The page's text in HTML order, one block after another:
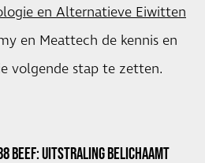
en Alternatieve Eiwitten
en Meattech de kennis en
volgende stap te zetten.
BEEF: UITSTRALING BELICHAAMT